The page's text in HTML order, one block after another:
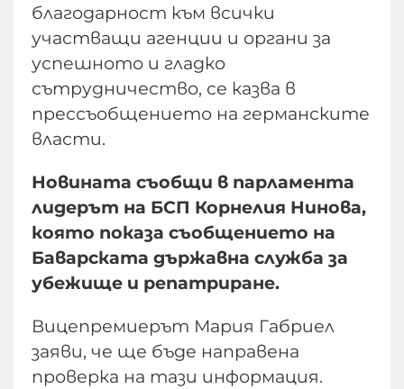
благодарност към всички
участващи агенции и органи за
успешното и гладко
сътрудничество, се казва в
прессъобщението на германските
власти.
Новината съобщи в парламента
лидерът на БСП Корнелия Нинова,
която показа съобщението на
Баварската държавна служба за
убежище и репатриране.
Вицепремиерът Мария Габриел
заяви, че ще бъде направена
проверка на тази информация.